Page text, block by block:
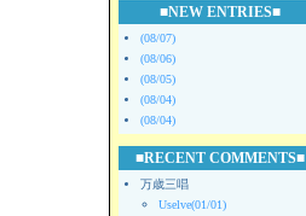
■NEW ENTRIES■
(08/07)
(08/06)
(08/05)
(08/04)
(08/04)
■RECENT COMMENTS■
万歳三唱
Uselve(01/01)